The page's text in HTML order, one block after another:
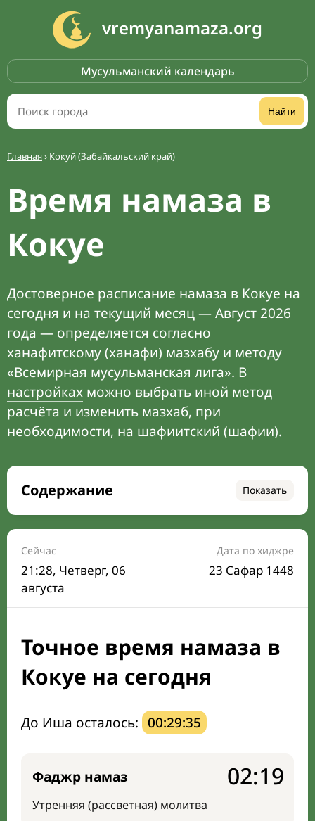
vremyanamaza.org
Мусульманский календарь
Найти
Главная› Кокуй (Забайкальский край)
Время намаза в
Кокуе
Достоверное расписание намаза в Кокуе на
сегодня и на текущий месяц — Август 2026
года — определяется согласно
ханафитскому (ханафи) мазхабу и методу
«Всемирная мусульманская лига». В
настройках можно выбрать иной метод
расчёта и изменить мазхаб, при
необходимости, на шафиитский (шафии).
Содержание Показать
Время намаза на сегодня
Расписание на месяц
Время Сухура и Ифтара на сегодня
Календарь рамадана
Направление киблы
Сейчас
21:28, Четверг, 06
августа
Дата по хиджре
23 Сафар 1448
Точное время намаза в
Кокуе на сегодня
До Иша осталось: 00:29:34
Фаджр намаз
Утренняя (рассветная) молитва
02:19